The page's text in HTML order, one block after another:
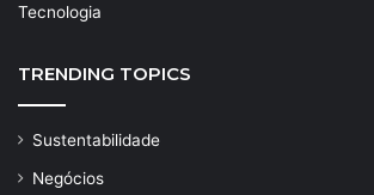
Tecnologia
TRENDING TOPICS
Sustentabilidade
Negócios